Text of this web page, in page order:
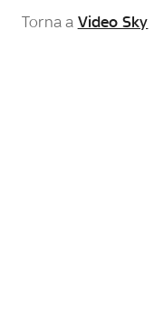
Torna a Video Sky